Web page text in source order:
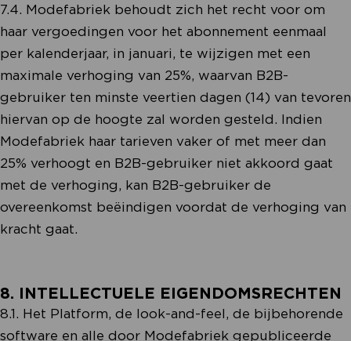
7.4. Modefabriek behoudt zich het recht voor om
haar vergoedingen voor het abonnement eenmaal
per kalenderjaar, in januari, te wijzigen met een
maximale verhoging van 25%, waarvan B2B-
gebruiker ten minste veertien dagen (14) van tevoren
hiervan op de hoogte zal worden gesteld. Indien
Modefabriek haar tarieven vaker of met meer dan
25% verhoogt en B2B-gebruiker niet akkoord gaat
met de verhoging, kan B2B-gebruiker de
overeenkomst beëindigen voordat de verhoging van
kracht gaat.
8. INTELLECTUELE EIGENDOMSRECHTEN
8.1. Het Platform, de look-and-feel, de bijbehorende
software en alle door Modefabriek gepubliceerde